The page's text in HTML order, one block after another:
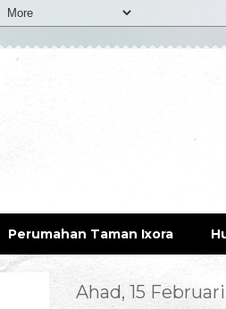
Perumahan Taman Ixora
Ahad, 15